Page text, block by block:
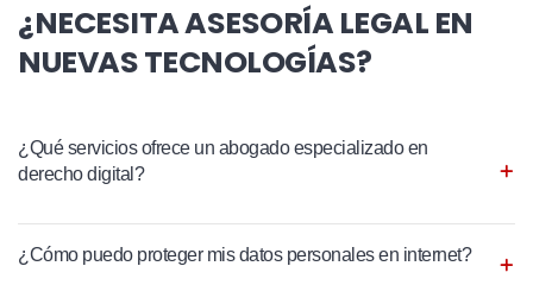
¿NECESITA ASESORÍA LEGAL EN
NUEVAS TECNOLOGÍAS?
¿Qué servicios ofrece un abogado especializado en
derecho digital?
¿Cómo puedo proteger mis datos personales en internet?